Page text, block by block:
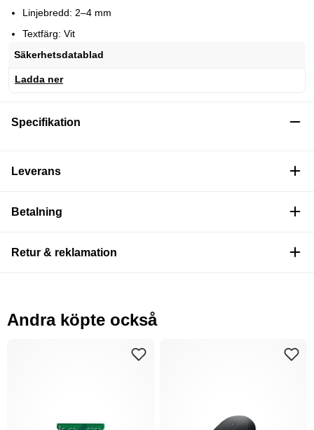
Linjebredd: 2–4 mm
Textfärg: Vit
Säkerhetsdatablad
Ladda ner
Specifikation
Leverans
Betalning
Retur & reklamation
Andra köpte också